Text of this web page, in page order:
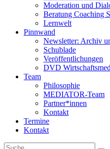
Moderation und
Beratung Coaching
Lernwelt
Pinnwand
Newsletter: Archiv
Schublade
Veröffentlichungen
DVD
Team
Philosophie
MEDIATOR-Team
Partner*innen
Kontakt
Termine
Kontakt